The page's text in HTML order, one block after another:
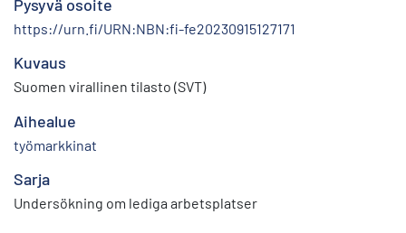
Pysyvä osoite
https://urn.fi/URN:NBN:fi-fe20230915127171
Kuvaus
Suomen virallinen tilasto (SVT)
Aihealue
työmarkkinat
Sarja
Undersökning om lediga arbetsplatser